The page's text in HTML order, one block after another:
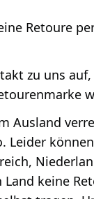
Retoure
zu uns
Ausland
Leider
keine